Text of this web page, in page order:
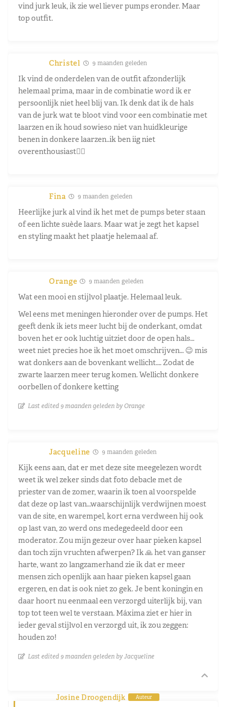
vind jurk leuk, ik zie wel liever pumps eronder. Maar
top outfit.
Christel 9 maanden geleden
Ik vind de onderdelen van de outfit afzonderlijk
helemaal prima, maar in de combinatie word ik er
persoonlijk niet heel blij van. Ik denk dat ik de hals
van de jurk wat te bloot vind voor een combinatie met
laarzen en ik houd sowieso niet van huidkleurige
benen in donkere laarzen..ik ben iig niet
overenthousiast💁‍♀️
Fina 9 maanden geleden
Heerlijke jurk al vind ik het met de pumps beter staan
of een lichte suède laars. Maar wat je zegt het kapsel
en styling maakt het plaatje helemaal af.
Orange 9 maanden geleden
Wat een mooi en stijlvol plaatje. Helemaal leuk.
Wel eens met meningen hieronder over de pumps. Het
geeft denk ik iets meer lucht bij de onderkant, omdat
boven het er ook luchtig uitziet door de open hals…
weet niet precies hoe ik het moet omschrijven… 😉 mis
wat donkers aan de bovenkant wellicht…. Zodat de
zwarte laarzen meer terug komen. Wellicht donkere
oorbellen of donkere ketting
Last edited 9 maanden geleden by Orange
Jacqueline 9 maanden geleden
Kijk eens aan, dat er met deze site meegelezen wordt
weet ik wel zeker sinds dat foto debacle met de
priester van de zomer, waarin ik toen al voorspelde
dat deze op last van…waarschijnlijk verdwijnen moest
van de site, en warempel, kort erna verdween hij ook
op last van, zo werd ons medegedeeld door een
moderator. Zou mijn gezeur over haar pieken kapsel
dan toch zijn vruchten afwerpen? Ik 🙏 het van ganser
harte, want zo langzamerhand zie ik dat er meer
mensen zich openlijk aan haar pieken kapsel gaan
ergeren, en dat is ook niet zo gek. Je bent koningin en
daar hoort nu eenmaal een verzorgd uiterlijk bij, van
top tot teen wel te verstaan. Máxima ziet er hier in
ieder geval stijlvol en verzorgd uit, ik zou zeggen:
houden zo!
Last edited 9 maanden geleden by Jacqueline
Josine Droogendijk Auteur